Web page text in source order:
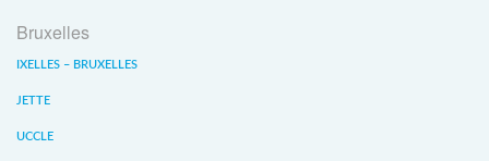
Bruxelles
IXELLES – BRUXELLES
JETTE
UCCLE